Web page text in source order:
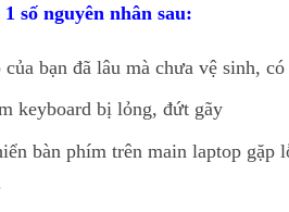
số nguyên nhân sau:
bạn đã lâu mà chưa vệ sinh,
keyboard bị lỏng, đứt gãy
bàn phím trên main laptop gặp